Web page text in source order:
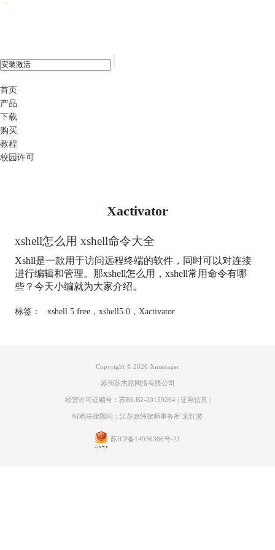
首页
产品
下载
购买
教程
校园许可
Xactivator
xshell怎么用 xshell命令大全
Xshll是一款用于访问远程终端的软件，同时可以对连接
进行编辑和管理。那xshell怎么用，xshell常用命令有哪
些？今天小编就为大家介绍。
标签： xshell 5 free， xshell5.0， Xactivator
Copyright © 2026 Xmanager
苏州苏杰思网络有限公司
经营许可证编号：苏B1.B2-20150264| 证照信息 |
特聘法律顾问：江苏政纬律师事务所 宋红波
苏ICP备14036386号-21